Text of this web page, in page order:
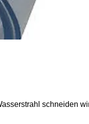
schneiden